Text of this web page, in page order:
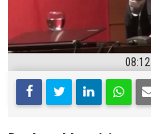
08:12